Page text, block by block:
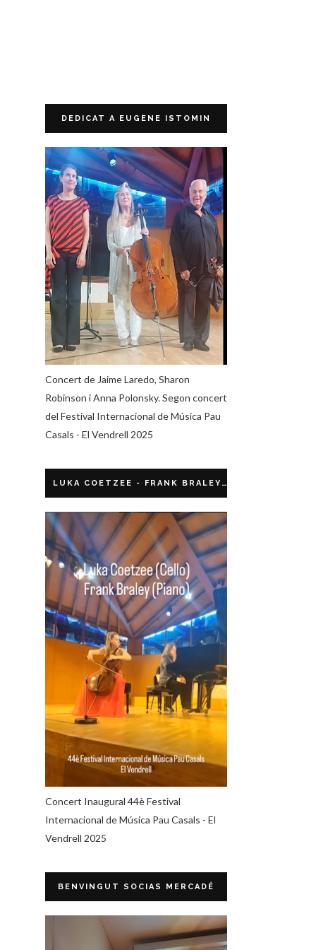
DEDICAT A EUGENE ISTOMIN
Concert de Jaime Laredo, Sharon
Robinson i Anna Polonsky. Segon concert
del Festival Internacional de Música Pau
Casals - El Vendrell 2025
LUKA COETZEE - FRANK BRALEY
Concert Inaugural 44è Festival
Internacional de Música Pau Casals - El
Vendrell 2025
BENVINGUT SOCIAS MERCADÉ